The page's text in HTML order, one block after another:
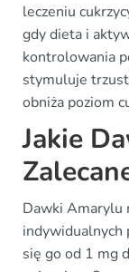
leczeniu
gdy dieta i
kontrolowania
stymuluje
obniża poziom
Jakie
Dawki Amarylu
indywidualnych
się go od 1 mg